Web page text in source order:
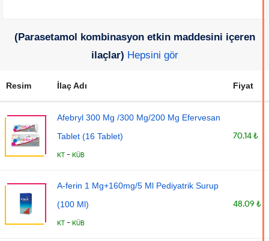
(Parasetamol kombinasyon etkin maddesini içeren
ilaçlar) Hepsini gör
Resim İlaç Adı Fiyat
Afebryl 300 Mg /300 Mg/200 Mg Efervesan
Tablet (16 Tablet)
KT - KÜB
70.14 ₺
A-ferin 1 Mg+160mg/5 Ml Pediyatrik Surup
(100 Ml)
KT - KÜB
48.09 ₺